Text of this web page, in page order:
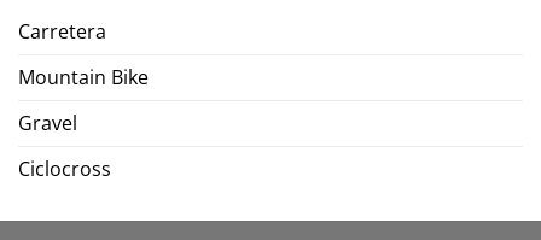
Carretera
Mountain Bike
Gravel
Ciclocross